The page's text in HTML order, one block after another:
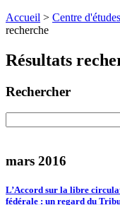
Accueil > Centre
recherche
Résultats
Rechercher
mars 2016
L’Accord sur la libre
fédérale : un regard du